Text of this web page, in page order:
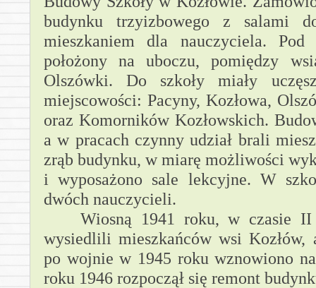
budynku trzyizbowego z salami
mieszkaniem dla nauczyciela. Pod
położony na uboczu, pomiędzy
Olszówki. Do szkoły miały
miejscowości: Pacyny, Kozłowa,
oraz Komorników Kozłowskich.
a w pracach czynny udział brali
zrąb budynku, w miarę możliwości
i wyposażono sale lekcyjne. W
dwóch nauczycieli.
Wiosną 1941 roku, w czasie II
wysiedlili mieszkańców wsi Kozłów,
po wojnie w 1945 roku wznowiono
roku 1946 rozpoczął się remont